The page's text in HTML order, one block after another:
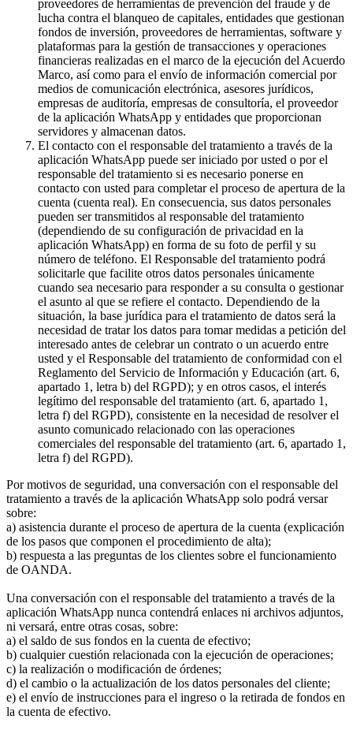
proveedores de herramientas de prevención del fraude y de
lucha contra el blanqueo de capitales, entidades que gestionan
fondos de inversión, proveedores de herramientas, software y
plataformas para la gestión de transacciones y operaciones
financieras realizadas en el marco de la ejecución del Acuerdo
Marco, así como para el envío de información comercial por
medios de comunicación electrónica, asesores jurídicos,
empresas de auditoría, empresas de consultoría, el proveedor
de la aplicación WhatsApp y entidades que proporcionan
servidores y almacenan datos.
El contacto con el responsable del tratamiento a través de la
aplicación WhatsApp puede ser iniciado por usted o por el
responsable del tratamiento si es necesario ponerse en
contacto con usted para completar el proceso de apertura de la
cuenta (cuenta real). En consecuencia, sus datos personales
pueden ser transmitidos al responsable del tratamiento
(dependiendo de su configuración de privacidad en la
aplicación WhatsApp) en forma de su foto de perfil y su
número de teléfono. El Responsable del tratamiento podrá
solicitarle que facilite otros datos personales únicamente
cuando sea necesario para responder a su consulta o gestionar
el asunto al que se refiere el contacto. Dependiendo de la
situación, la base jurídica para el tratamiento de datos será la
necesidad de tratar los datos para tomar medidas a petición del
interesado antes de celebrar un contrato o un acuerdo entre
usted y el Responsable del tratamiento de conformidad con el
Reglamento del Servicio de Información y Educación (art. 6,
apartado 1, letra b) del RGPD); y en otros casos, el interés
legítimo del responsable del tratamiento (art. 6, apartado 1,
letra f) del RGPD), consistente en la necesidad de resolver el
asunto comunicado relacionado con las operaciones
comerciales del responsable del tratamiento (art. 6, apartado 1,
letra f) del RGPD).
Por motivos de seguridad, una conversación con el responsable del
tratamiento a través de la aplicación WhatsApp solo podrá versar
sobre:
a) asistencia durante el proceso de apertura de la cuenta (explicación
de los pasos que componen el procedimiento de alta);
b) respuesta a las preguntas de los clientes sobre el funcionamiento
de OANDA.
Una conversación con el responsable del tratamiento a través de la
aplicación WhatsApp nunca contendrá enlaces ni archivos adjuntos,
ni versará, entre otras cosas, sobre:
a) el saldo de sus fondos en la cuenta de efectivo;
b) cualquier cuestión relacionada con la ejecución de operaciones;
c) la realización o modificación de órdenes;
d) el cambio o la actualización de los datos personales del cliente;
e) el envío de instrucciones para el ingreso o la retirada de fondos en
la cuenta de efectivo.